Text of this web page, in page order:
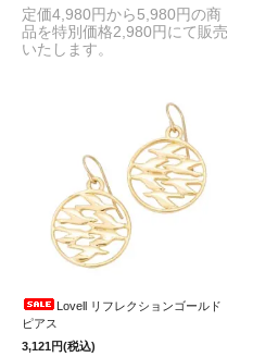
定価4,980円から5,980円の商
品を特別価格2,980円にて販売
いたします。
Lovell リフレクションゴールド
ピアス
3,121円(税込)